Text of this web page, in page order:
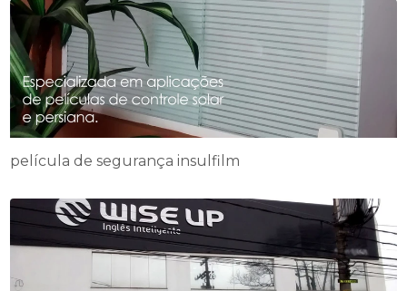
película de segurança insulfilm